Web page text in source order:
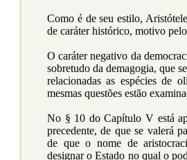
Como é de seu estilo,
de caráter histórico, motivo
O caráter negativo da
sobretudo da demagogia, que
relacionadas as espécies de
mesmas questões estão
No § 10 do Capítulo V está
precedente, de que se valerá
de que o nome de
designar o Estado no qual o